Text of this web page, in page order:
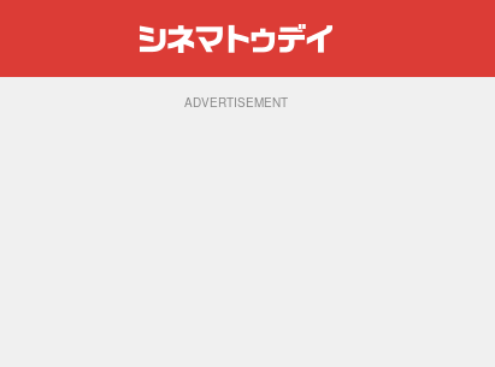
ADVERTISEMENT